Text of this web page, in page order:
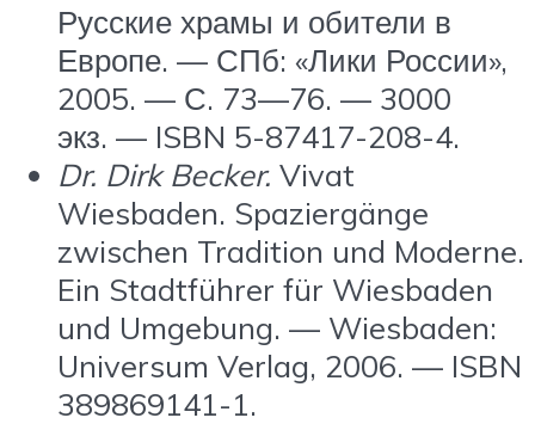
Русские храмы и обители в
Европе. — СПб: «Лики России»,
2005. — С. 73—76. — 3000
экз. — ISBN 5-87417-208-4.
Dr. Dirk Becker. Vivat
Wiesbaden. Spaziergänge
zwischen Tradition und Moderne.
Ein Stadtführer für Wiesbaden
und Umgebung. — Wiesbaden:
Universum Verlag, 2006. — ISBN
389869141-1.